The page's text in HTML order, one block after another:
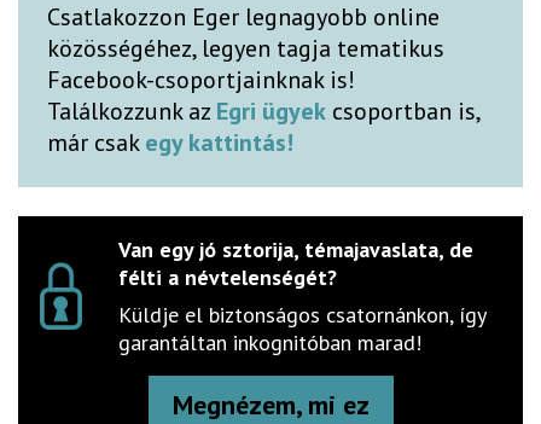
Csatlakozzon Eger legnagyobb online
közösségéhez, legyen tagja tematikus
Facebook-csoportjainknak is!
Találkozzunk az Egri ügyek csoportban is,
már csakegy kattintás!
Van egy jó sztorija, témajavaslata, de
félti a névtelenségét?
Küldje el biztonságos csatornánkon, így
garantáltan inkognitóban marad!
Megnézem, mi ez